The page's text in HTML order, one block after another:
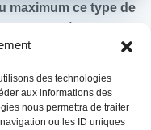
des technologies
aux informations des
nous permettra de traiter
ou les ID uniques
maximum ce type de
à double
encore une navigation
d’utiliser ce type de